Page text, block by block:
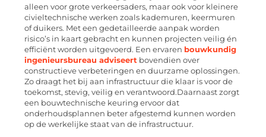
alleen voor grote verkeersaders, maar ook voor kleinere
civieltechnische werken zoals kademuren, keermuren
of duikers. Met een gedetailleerde aanpak worden
risico’s in kaart gebracht en kunnen projecten veilig én
efficiënt worden uitgevoerd. Een ervaren bouwkundig
ingenieursbureau adviseert bovendien over
constructieve verbeteringen en duurzame oplossingen.
Zo draagt het bij aan infrastructuur die klaar is voor de
toekomst, stevig, veilig en verantwoord.Daarnaast zorgt
een bouwtechnische keuring ervoor dat
onderhoudsplannen beter afgestemd kunnen worden
op de werkelijke staat van de infrastructuur.